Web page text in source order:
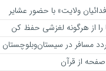
ولایت» با حضور عشایر
را از هرگونه لغزشی حفظ کن
از قرآن